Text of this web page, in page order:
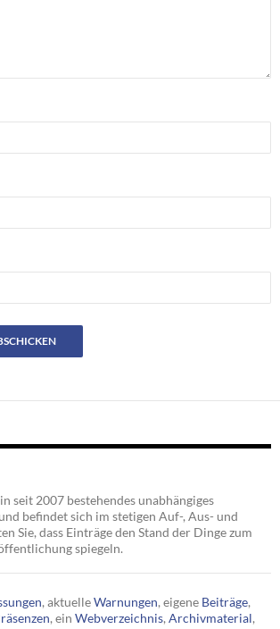
seit 2007 bestehendes unabhängiges
befindet sich im stetigen Auf-, Aus- und
Sie, dass Einträge den Stand der Dinge zum
spiegeln.
, aktuelleWarnungen, eigene Beiträge,
, ein Webverzeichnis, Archivmaterial,